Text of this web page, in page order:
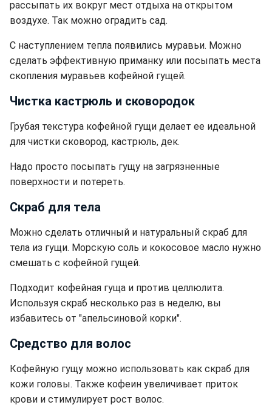
рассыпать их вокруг мест отдыха на открытом
воздухе. Так можно оградить сад.
С наступлением тепла появились муравьи. Можно
сделать эффективную приманку или посыпать места
скопления муравьев кофейной гущей.
Чистка кастрюль и сковородок
Грубая текстура кофейной гущи делает ее идеальной
для чистки сковород, кастрюль, дек.
Надо просто посыпать гущу на загрязненные
поверхности и потереть.
Скраб для тела
Можно сделать отличный и натуральный скраб для
тела из гущи. Морскую соль и кокосовое масло нужно
смешать с кофейной гущей.
Подходит кофейная гуща и против целлюлита.
Используя скраб несколько раз в неделю, вы
избавитесь от "апельсиновой корки".
Средство для волос
Кофейную гущу можно использовать как скраб для
кожи головы. Также кофеин увеличивает приток
крови и стимулирует рост волос.